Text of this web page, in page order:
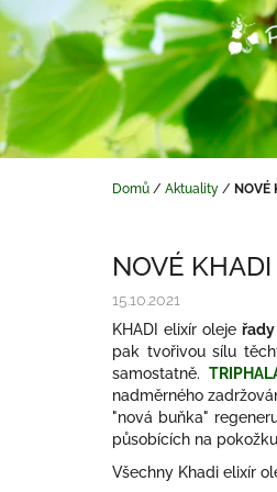
Přejít
na
obsah
Domů / Aktuality / NOVÉ
NOVÉ
15.10.2021
KHADI elixír oleje řady
pak tvořivou sílu
samostatně.
nadměrného
"nová buňka"
působících na
Všechny Khadi elixír